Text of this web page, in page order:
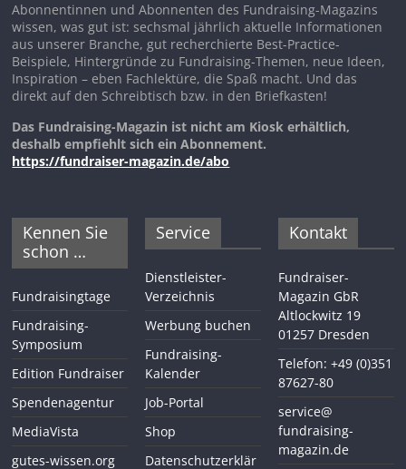
Abonnentinnen und Abonnenten des Fundraising-Magazins
wissen, was gut ist: sechsmal jährlich aktuelle Informationen
aus unserer Branche, gut recherchierte Best-Practice-
Beispiele, Hintergründe zu Fundraising-Themen, neue Ideen,
Inspiration – eben Fachlektüre, die Spaß macht. Und das
direkt auf den Schreibtisch bzw. in den Briefkasten!
Das Fundraising-Magazin ist nicht am Kiosk erhältlich,
deshalb empfiehlt sich ein Abonnement.
https://fundraiser-magazin.de/abo
Kennen Sie
schon …
Fundraisingtage
Fundraising-
Symposium
Edition Fundraiser
Spendenagentur
MediaVista
gutes-wissen.org
Service
Dienstleister-
Verzeichnis
Werbung buchen
Fundraising-
Kalender
Job-Portal
Shop
Datenschutzerklär
Kontakt
Fundraiser-
Magazin GbR
Altlockwitz 19
01257 Dresden
Telefon: +49 (0)351
87627-80
service@
fundraising-
magazin.de